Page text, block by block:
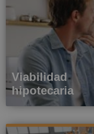
Viabilidad
hipotecaria